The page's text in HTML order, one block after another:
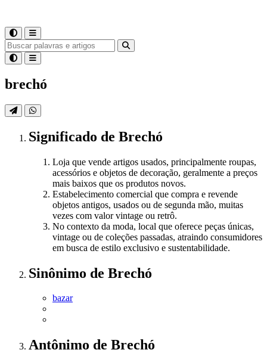
brechó
Significado de Brechó
Loja que vende artigos usados, principalmente roupas,
acessórios e objetos de decoração, geralmente a preços
mais baixos que os produtos novos.
Estabelecimento comercial que compra e revende
objetos antigos, usados ou de segunda mão, muitas
vezes com valor vintage ou retrô.
No contexto da moda, local que oferece peças únicas,
vintage ou de coleções passadas, atraindo consumidores
em busca de estilo exclusivo e sustentabilidade.
Sinônimo de Brechó
bazar
Antônimo de Brechó